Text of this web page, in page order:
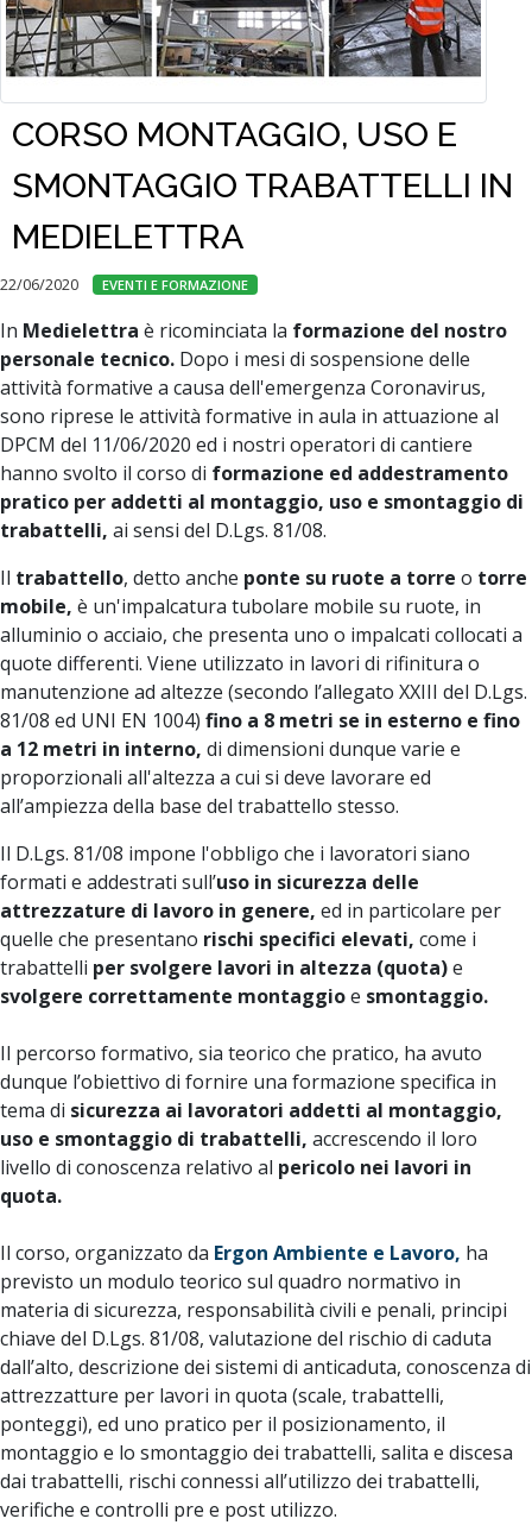
CORSO MONTAGGIO, USO E
SMONTAGGIO TRABATTELLI IN
MEDIELETTRA
22/06/2020 EVENTI E FORMAZIONE
In Medielettra è ricominciata la formazione del nostro
personale tecnico. Dopo i mesi di sospensione delle
attività formative a causa dell'emergenza Coronavirus,
sono riprese le attività formative in aula in attuazione al
DPCM del 11/06/2020 ed i nostri operatori di cantiere
hanno svolto il corso di formazione ed addestramento
pratico per addetti al montaggio, uso e smontaggio di
trabattelli, ai sensi del D.Lgs. 81/08.
Il trabattello, detto anche ponte su ruote a torre o torre
mobile, è un'impalcatura tubolare mobile su ruote, in
alluminio o acciaio, che presenta uno o impalcati collocati a
quote differenti. Viene utilizzato in lavori di rifinitura o
manutenzione ad altezze (secondo l’allegato XXIII del D.Lgs.
81/08 ed UNI EN 1004) fino a 8 metri se in esterno e fino
a 12 metri in interno, di dimensioni dunque varie e
proporzionali all'altezza a cui si deve lavorare ed
all’ampiezza della base del trabattello stesso.
Il D.Lgs. 81/08 impone l'obbligo che i lavoratori siano
formati e addestrati sull’uso in sicurezza delle
attrezzature di lavoro in genere, ed in particolare per
quelle che presentano rischi specifici elevati, come i
trabattelli per svolgere lavori in altezza (quota)e
svolgere correttamente montaggioe smontaggio.
Il percorso formativo, sia teorico che pratico, ha avuto
dunque l’obiettivo di fornire una formazione specifica in
tema di sicurezza ai lavoratori addetti al montaggio,
uso e smontaggio di trabattelli, accrescendo il loro
livello di conoscenza relativo al pericolo nei lavori in
quota.
Il corso, organizzato da Ergon Ambiente e Lavoro, ha
previsto un modulo teorico sul quadro normativo in
materia di sicurezza, responsabilità civili e penali, principi
chiave del D.Lgs. 81/08, valutazione del rischio di caduta
dall’alto, descrizione dei sistemi di anticaduta, conoscenza di
attrezzatture per lavori in quota (scale, trabattelli,
ponteggi), ed uno pratico per il posizionamento, il
montaggio e lo smontaggio dei trabattelli, salita e discesa
dai trabattelli, rischi connessi all’utilizzo dei trabattelli,
verifiche e controlli pre e post utilizzo.